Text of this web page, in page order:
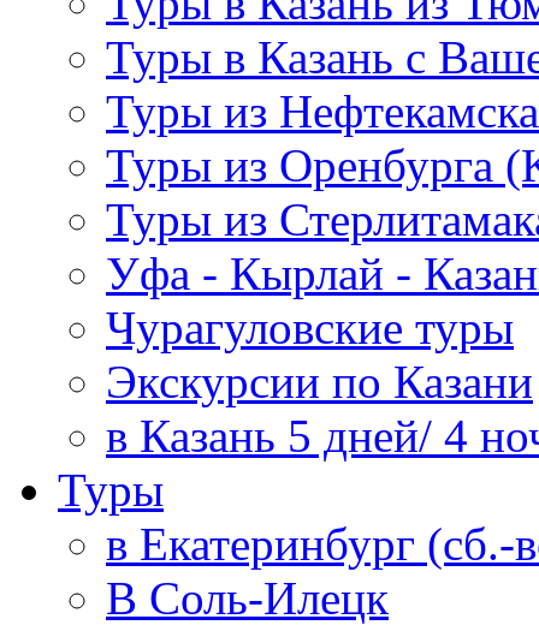
Туры в Казань с
Туры из Нефтекамска
Туры из Оренбурга
Туры из
Уфа - Кырлай -
Чурагуловские туры
Экскурсии по Казани
в Казань 5 дней/ 4
Туры
в Екатеринбург (сб.-
В Соль-Илецк